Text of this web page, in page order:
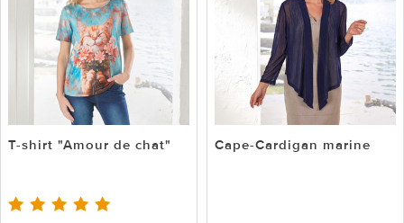
T-shirt "Amour de chat" Cape-Cardigan marine